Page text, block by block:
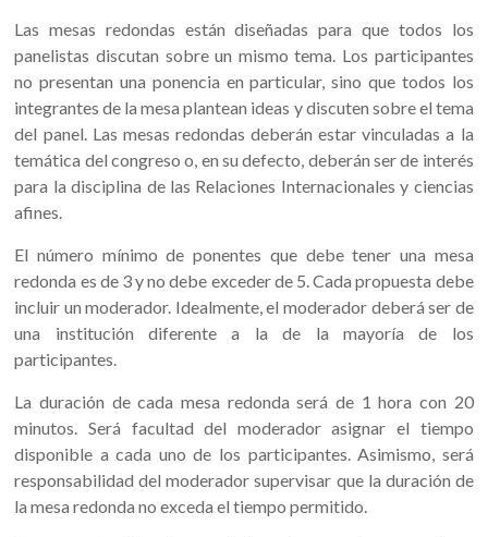
Las mesas redondas están diseñadas para que todos los
panelistas discutan sobre un mismo tema. Los participantes
no presentan una ponencia en particular, sino que todos los
integrantes de la mesa plantean ideas y discuten sobre el tema
del panel. Las mesas redondas deberán estar vinculadas a la
temática del congreso o, en su defecto, deberán ser de interés
para la disciplina de las Relaciones Internacionales y ciencias
afines.
El número mínimo de ponentes que debe tener una mesa
redonda es de 3 y no debe exceder de 5. Cada propuesta debe
incluir un moderador. Idealmente, el moderador deberá ser de
una institución diferente a la de la mayoría de los
participantes.
La duración de cada mesa redonda será de 1 hora con 20
minutos. Será facultad del moderador asignar el tiempo
disponible a cada uno de los participantes. Asimismo, será
responsabilidad del moderador supervisar que la duración de
la mesa redonda no exceda el tiempo permitido.